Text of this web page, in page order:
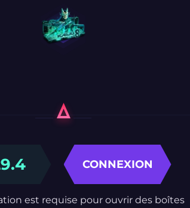
CONNEXION
est requise pour ouvrir des boîtes